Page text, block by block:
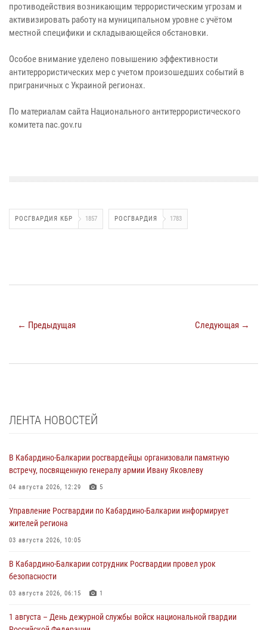
противодействия возникающим террористическим угрозам и
активизировать работу на муниципальном уровне с учётом
местной специфики и складывающейся обстановки.
Особое внимание уделено повышению эффективности
антитеррористических мер с учетом произошедших событий в
приграничных с Украиной регионах.
По материалам сайта Национального антитеррористического
комитета nac.gov.ru
РОСГВАРДИЯ КБР 1857 РОСГВАРДИЯ 1783
← Предыдущая Следующая →
ЛЕНТА НОВОСТЕЙ
В Кабардино-Балкарии росгвардейцы организовали памятную
встречу, посвященную генералу армии Ивану Яковлеву
04 августа 2026, 12:29 5
Управление Росгвардии по Кабардино-Балкарии информирует
жителей региона
03 августа 2026, 10:05
В Кабардино‑Балкарии сотрудник Росгвардии провел урок
безопасности
03 августа 2026, 06:15 1
1 августа – День дежурной службы войск национальной гвардии